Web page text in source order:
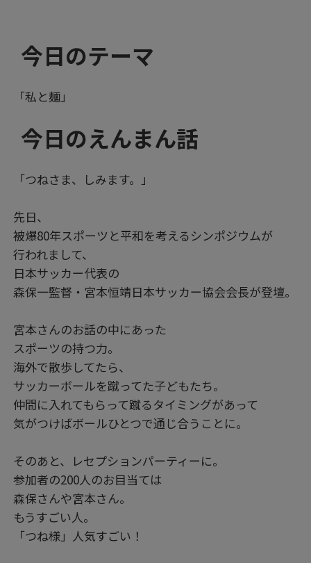
今日のテーマ
「私と麺」
今日のえんまん話
「つねさま、しみます。」
先日、
被爆80年スポーツと平和を考えるシンポジウムが
行われまして、
日本サッカー代表の
森保一監督・宮本恒靖日本サッカー協会会長が登壇。
宮本さんのお話の中にあった
スポーツの持つ力。
海外で散歩してたら、
サッカーボールを蹴ってた子どもたち。
仲間に入れてもらって蹴るタイミングがあって
気がつけばボールひとつで通じ合うことに。
そのあと、レセプションパーティーに。
参加者の200人のお目当ては
森保さんや宮本さん。
もうすごい人。
「つね様」人気すごい！